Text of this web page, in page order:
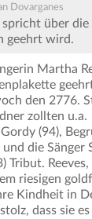
Dovarganes
über
geehrt wird.
Martha
den 2776.
zollten u.a.
(94),
die Sänger
Tribut. Reeves,
riesigen
Kindheit in
dass sie